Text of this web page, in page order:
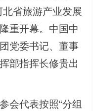
省旅游产业发展
重开幕。中国中
党委书记、董事
部指挥长修贵出
代表按照“分组